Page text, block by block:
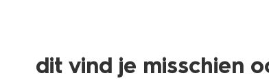
dit vind je misschien